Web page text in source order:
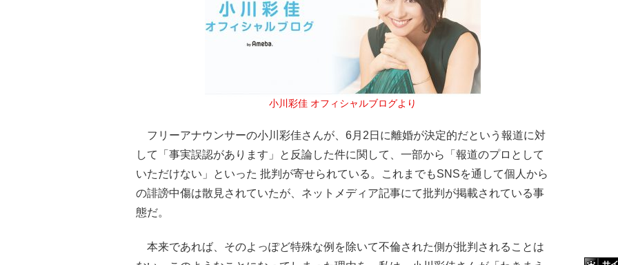
小川彩佳 オフィシャルブログより
フリーアナウンサーの小川彩佳さんが、6月2日に離婚が決定的だという報道に対
して「事実誤認があります」と反論した件に関して、一部から「報道のプロとして
いただけない」といった 批判が寄せられている。これまでもSNSを通して個人から
の誹謗中傷は散見されていたが、ネットメディア記事にて批判が掲載されている事
態だ。
本来であれば、そのよっぽど特殊な例を除いて不倫された側が批判されることは